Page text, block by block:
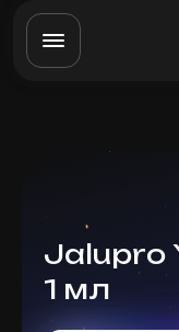
Jalupro
1 мл